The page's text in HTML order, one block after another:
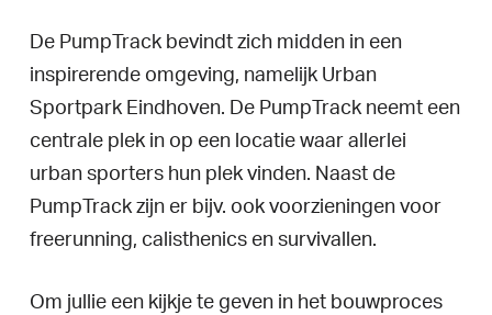
De PumpTrack bevindt zich midden in een
inspirerende omgeving, namelijk Urban
Sportpark Eindhoven. De PumpTrack neemt een
centrale plek in op een locatie waar allerlei
urban sporters hun plek vinden. Naast de
PumpTrack zijn er bijv. ook voorzieningen voor
freerunning, calisthenics en survivallen.
Om jullie een kijkje te geven in het bouwproces